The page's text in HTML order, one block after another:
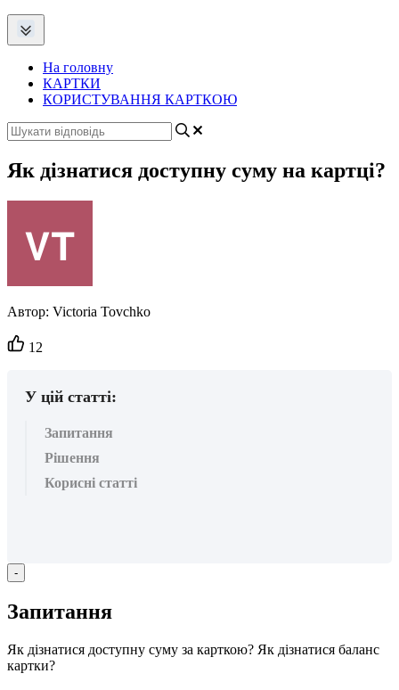
На головну
КАРТКИ
КОРИСТУВАННЯ КАРТКОЮ
Як дізнатися доступну суму на картці?
Автор: Victoria Tovchko
Кількість
вподобайок:
12
У цій статті:
Запитання
Рішення
Корисні статті
-
Запитання
Як дізнатися доступну суму за карткою? Як дізнатися баланс
картки?